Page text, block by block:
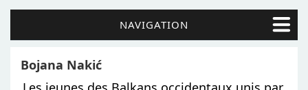
NAVIGATION
Bojana Nakić